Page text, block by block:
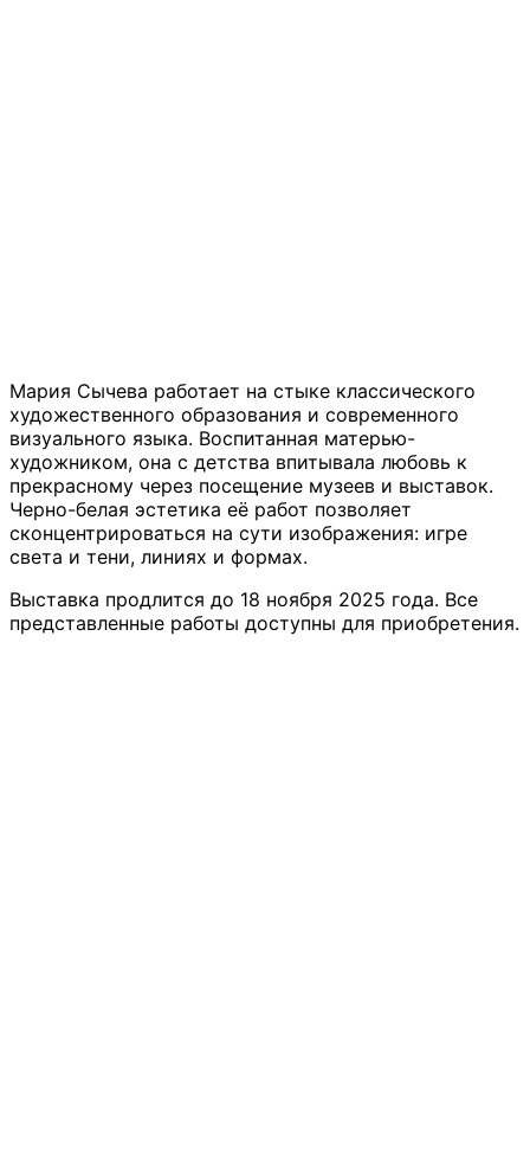
Мария Сычева работает на стыке классического
художественного образования и современного
визуального языка. Воспитанная матерью-
художником, она с детства впитывала любовь к
прекрасному через посещение музеев и выставок.
Черно-белая эстетика её работ позволяет
сконцентрироваться на сути изображения: игре
света и тени, линиях и формах.
Выставка продлится до 18 ноября 2025 года. Все
представленные работы доступны для приобретения.